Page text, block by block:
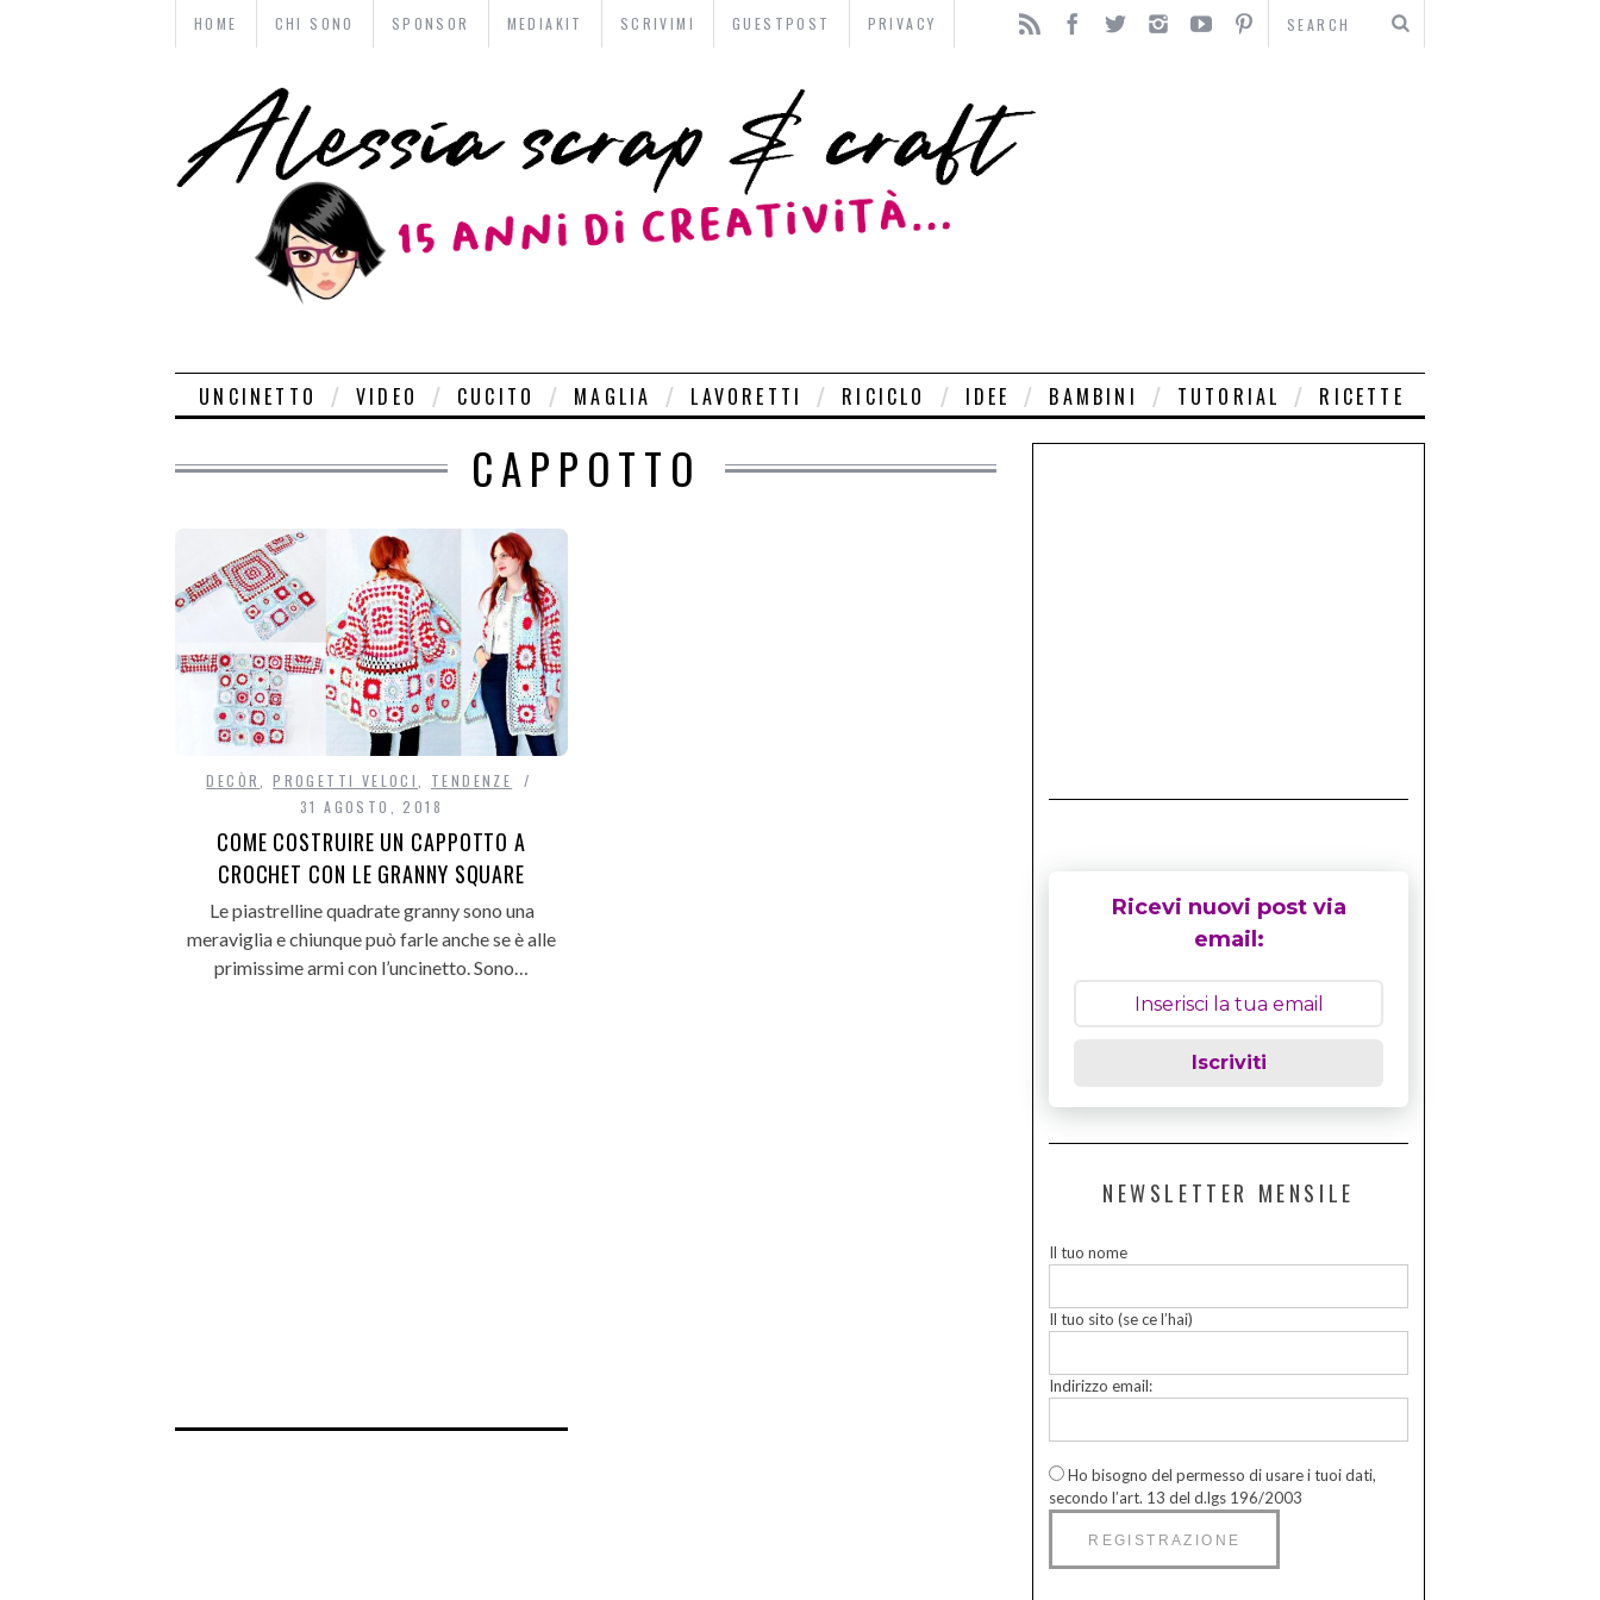
HOME CHI SONO SPONSOR MEDIAKIT SCRIVIMI GUESTPOST PRIVACY
UNCINETTO VIDEO CUCITO MAGLIA LAVORETTI RICICLO IDEE BAMBINI TUTORIAL RICETTE
CAPPOTTO
DECÒR ,PROGETTI VELOCI
TENDENZE
31 AGOSTO, 2018
COME COSTRUIRE UN CAPPOTTO A
CROCHET CON LE GRANNY SQUARE
Le piastrelline quadrate granny sono una
meraviglia e chiunque può farle anche se è alle
primissime armi con l’uncinetto. Sono…
Ricevi nuovi post via
email:
Iscriviti
NEWSLETTER MENSILE
Il tuo nome
Il tuo sito (se ce l’hai)
Indirizzo email:
Ho bisogno del permesso di usare i tuoi dati,
secondo l’art. 13 del d.lgs 196/2003